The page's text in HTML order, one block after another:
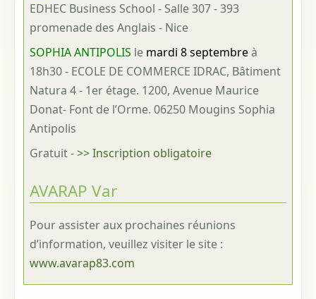
EDHEC Business School - Salle 307 - 393
promenade des Anglais - Nice
SOPHIA ANTIPOLIS le mardi 8 septembreà
18h30 - ECOLE DE COMMERCE IDRAC, Bâtiment
Natura 4 - 1er étage. 1200, Avenue Maurice
Donat- Font de l’Orme. 06250 Mougins Sophia
Antipolis
Gratuit->> Inscription obligatoire
AVARAP Var
Pour assister aux prochaines réunions
d’information, veuillez visiter le site :
www.avarap83.com